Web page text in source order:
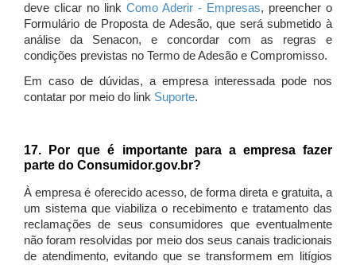
deve clicar no link Como Aderir - Empresas, preencher o
Formulário de Proposta de Adesão, que será submetido à
análise da Senacon, e concordar com as regras e
condições previstas no Termo de Adesão e Compromisso.
Em caso de dúvidas, a empresa interessada pode nos
contatar por meio do link Suporte.
17. Por que é importante para a empresa fazer
parte do Consumidor.gov.br?
À empresa é oferecido acesso, de forma direta e gratuita, a
um sistema que viabiliza o recebimento e tratamento das
reclamações de seus consumidores que eventualmente
não foram resolvidas por meio dos seus canais tradicionais
de atendimento, evitando que se transformem em litígios